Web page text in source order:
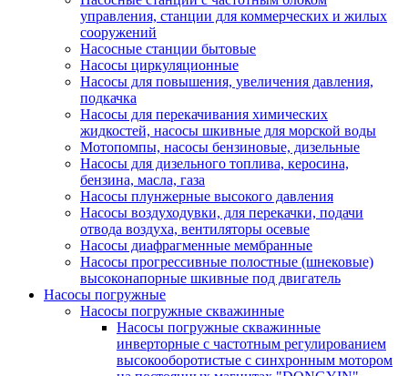
управления, станции для коммерческих и жилых
сооружений
Насосные станции бытовые
Насосы циркуляционные
Насосы для повышения, увеличения давления,
подкачка
Насосы для перекачивания химических
жидкостей, насосы шкивные для морской воды
Мотопомпы, насосы бензиновые, дизельные
Насосы для дизельного топлива, керосина,
бензина, масла, газа
Насосы плунжерные высокого давления
Насосы воздуходувки, для перекачки, подачи
отвода воздуха, вентиляторы осевые
Насосы диафрагменные мембранные
Насосы прогрессивные полостные (шнековые)
высоконапорные шкивные под двигатель
Насосы погружные
Насосы погружные скважинные
Насосы погружные скважинные
инверторные с частотным регулированием
высокооборотистые с синхронным мотором